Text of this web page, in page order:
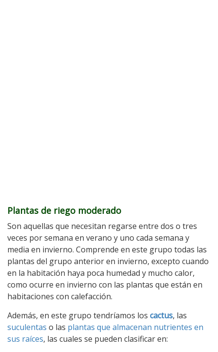
Plantas de riego moderado
Son aquellas que necesitan regarse entre dos o tres
veces por semana en verano y uno cada semana y
media en invierno. Comprende en este grupo todas las
plantas del grupo anterior en invierno, excepto cuando
en la habitación haya poca humedad y mucho calor,
como ocurre en invierno con las plantas que están en
habitaciones con calefacción.
Además, en este grupo tendríamos los cactus, las
suculentas o las plantas que almacenan nutrientes en
sus raíces, las cuales se pueden clasificar en: